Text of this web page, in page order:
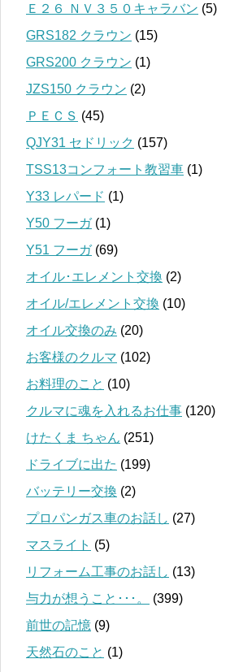
Ｅ２６ ＮＶ３５０キャラバン (5)
GRS182 クラウン (15)
GRS200 クラウン (1)
JZS150 クラウン (2)
ＰＥＣＳ (45)
QJY31 セドリック (157)
TSS13コンフォート教習車 (1)
Y33 レパード (1)
Y50 フーガ(1)
Y51 フーガ(69)
オイル･エレメント交換 (2)
オイル/エレメント交換 (10)
オイル交換のみ (20)
お客様のクルマ (102)
お料理のこと (10)
クルマに魂を入れるお仕事 (120)
けたくま ちゃん (251)
ドライブに出た (199)
バッテリー交換 (2)
プロパンガス車のお話し (27)
マスライト (5)
リフォーム工事のお話し (13)
与力が想うこと･･･。
(399)
前世の記憶 (9)
天然石のこと (1)